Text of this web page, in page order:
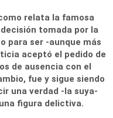
relata la famosa
tomada por la
para ser -aunque más
aceptó el pedido de
de ausencia con el
fue y sigue siendo
una verdad -la suya-
figura delictiva.